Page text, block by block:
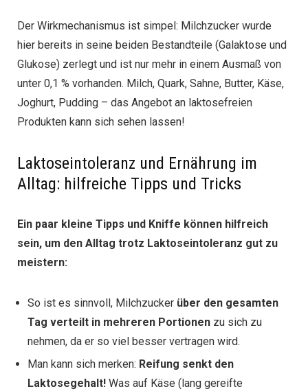
Der Wirkmechanismus ist simpel: Milchzucker wurde
hier bereits in seine beiden Bestandteile (Galaktose und
Glukose) zerlegt und ist nur mehr in einem Ausmaß von
unter 0,1 % vorhanden. Milch, Quark, Sahne, Butter, Käse,
Joghurt, Pudding – das Angebot an laktosefreien
Produkten kann sich sehen lassen!
Laktoseintoleranz und Ernährung im
Alltag: hilfreiche Tipps und Tricks
Ein paar kleine Tipps und Kniffe können hilfreich
sein, um den Alltag trotz Laktoseintoleranz gut zu
meistern:
So ist es sinnvoll, Milchzucker über den gesamten
Tag verteilt in mehreren Portionen zu sich zu
nehmen, da er so viel besser vertragen wird.
Man kann sich merken: Reifung senkt den
Laktosegehalt! Was auf Käse (lang gereifte